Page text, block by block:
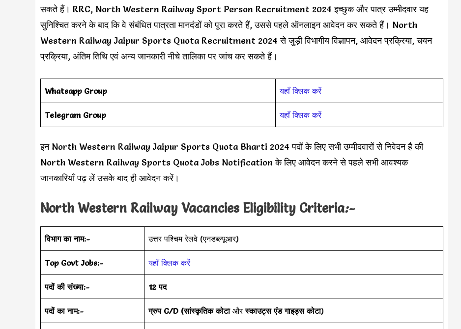
सकते हैं। RRC, North Western Railway Sport Person Recruitment 2024 इच्छुक और पात्र उम्मीदवार यह
सुनिश्चित करने के बाद कि वे संबंधित पात्रता मानदंडों को पूरा करते हैं, उससे पहले ऑनलाइन आवेदन कर सकते हैं। North
Western Railway Jaipur Sports Quota Recruitment 2024 से जुड़ी विभागीय विज्ञापन, आवेदन प्रक्रिया, चयन
प्रक्रिया, अंतिम तिथि एवं अन्य जानकारी नीचे तालिका पर जांच कर सकते हैं।
Whatsapp Group यहाँ क्लिक करें
Telegram Group यहाँ क्लिक करें
इन North Western Railway Jaipur Sports Quota Bharti 2024 पदों के लिए सभी उम्मीदवारों से निवेदन है की
North Western Railway Sports Quota Jobs Notification के लिए आवेदन करने से पहले सभी आवश्यक
जानकारियाँ पढ़ लें उसके बाद ही आवेदन करें।
North Western Railway Vacancies Eligibility Criteria:-
विभाग का नाम:- उत्तर पश्चिम रेलवे (एनडब्ल्यूआर)
Top Govt Jobs:- यहाँ क्लिक करें
पदों की संख्या:- 12 पद
पदों का नाम:- ग्रुप C/D (सांस्कृतिक कोटाऔरस्काउट्स एंड गाइड्स कोटा)